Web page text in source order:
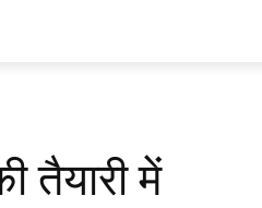
तैयारी में